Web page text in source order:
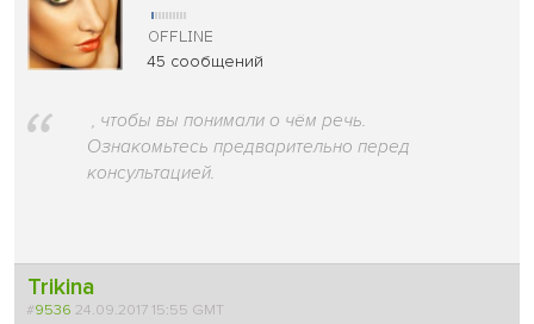
45 сообщений
, чтобы вы понимали о чём речь.
Ознакомьтесь предварительно перед
консультацией.
Trikina
#9536 24.09.2017 15:55 GMT